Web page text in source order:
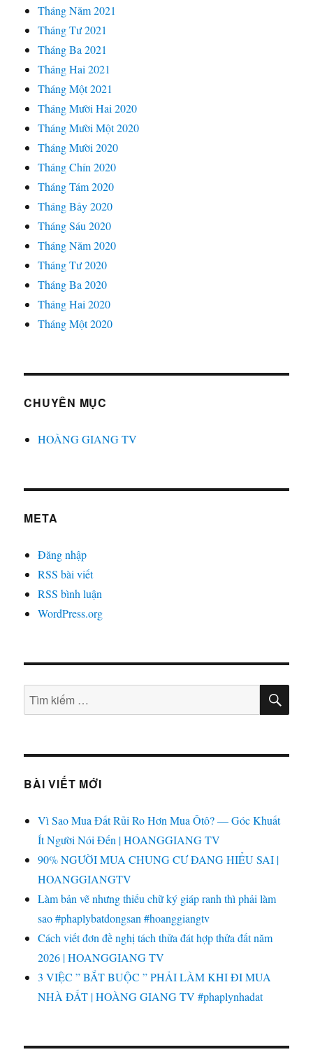
Tháng Năm 2021
Tháng Tư 2021
Tháng Ba 2021
Tháng Hai 2021
Tháng Một 2021
Tháng Mười Hai 2020
Tháng Mười Một 2020
Tháng Mười 2020
Tháng Chín 2020
Tháng Tám 2020
Tháng Bảy 2020
Tháng Sáu 2020
Tháng Năm 2020
Tháng Tư 2020
Tháng Ba 2020
Tháng Hai 2020
Tháng Một 2020
CHUYÊN MỤC
HOÀNG GIANG TV
META
Đăng nhập
RSS bài viết
RSS bình luận
WordPress.org
Tìm
kiếm:
TÌM
BÀI VIẾT MỚI
Vì Sao Mua Đất Rủi Ro Hơn Mua Ôtô? — Góc Khuất
Ít Người Nói Đến | HOANGGIANG TV
90% NGƯỜI MUA CHUNG CƯ ĐANG HIỂU SAI |
HOANGGIANGTV
Làm bản vẽ nhưng thiếu chữ ký giáp ranh thì phải làm
sao #phaplybatdongsan #hoanggiangtv
Cách viết đơn đề nghị tách thửa đát hợp thửa đất năm
2026 | HOANGGIANG TV
3 VIỆC ” BẮT BUỘC ” PHẢI LÀM KHI ĐI MUA
NHÀ ĐẤT | HOÀNG GIANG TV #phaplynhadat